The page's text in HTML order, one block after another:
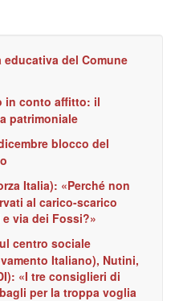
educativa del Comune
in conto affitto: il
patrimoniale
blocco del
Italia): «Perché non
al carico-scarico
via dei Fossi?»
centro sociale
Italiano), Nutini,
«I tre consiglieri di
per la troppa voglia